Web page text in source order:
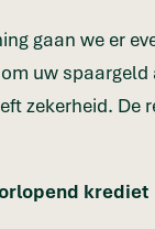
gaan we er
uw
zekerheid.
krediet